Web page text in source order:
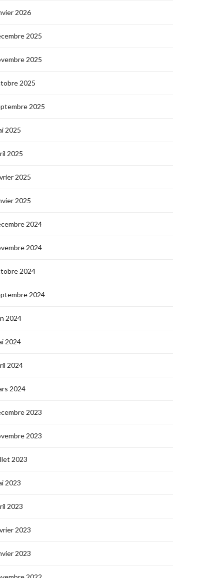
2026
2025
2025
2025
2025
2025
2025
2025
2025
2024
2024
2024
2024
2024
2024
2024
2024
2023
2023
2023
2023
2023
2023
2023